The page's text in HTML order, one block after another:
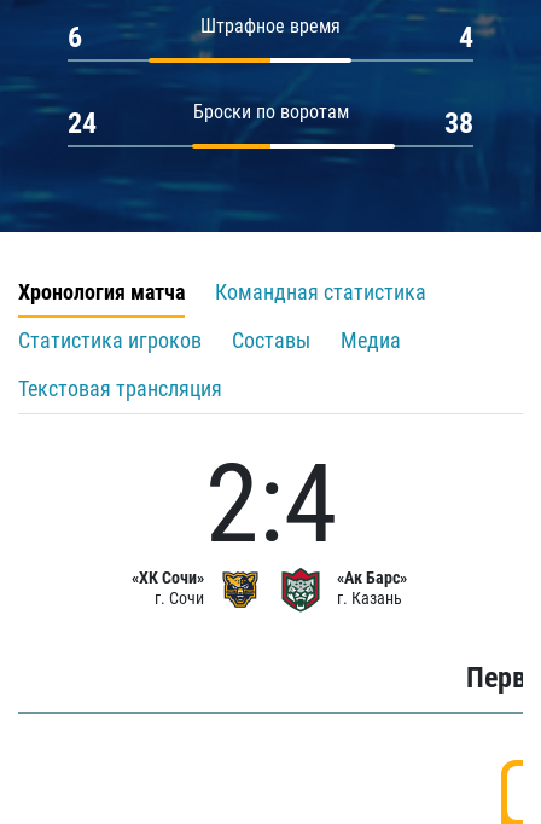
Штрафное время
6 4
Броски по воротам
24 38
Хронология матча
Командная статистика
Статистика игроков
Составы
Медиа
Текстовая трансляция
«ХК Сочи»
г. Сочи
2:4
«Ак Барс»
г. Казань